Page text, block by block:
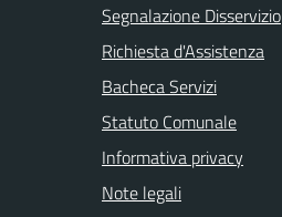
Segnalazione Disservizio
Richiesta d'Assistenza
Bacheca Servizi
Statuto Comunale
Informativa privacy
Note legali